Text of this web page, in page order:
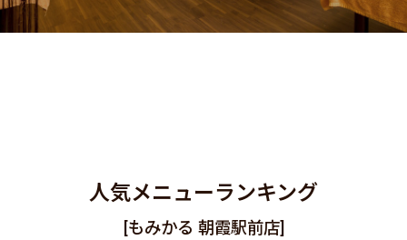
人気メニューランキング
[もみかる 朝霞駅前店]